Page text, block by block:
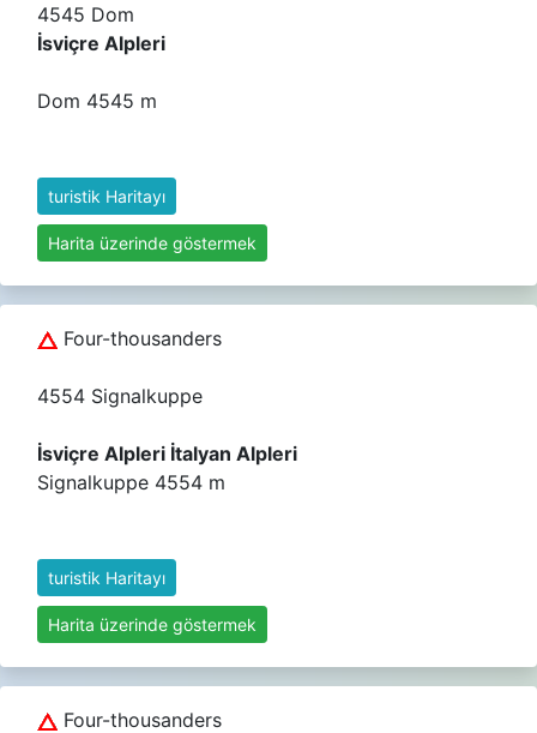
4545 Dom
İsviçre Alpleri
Dom 4545 m
turistik Haritayı
Harita üzerinde göstermek
Four-thousanders
4554 Signalkuppe
İsviçre Alpleri İtalyan Alpleri
Signalkuppe 4554 m
turistik Haritayı
Harita üzerinde göstermek
Four-thousanders